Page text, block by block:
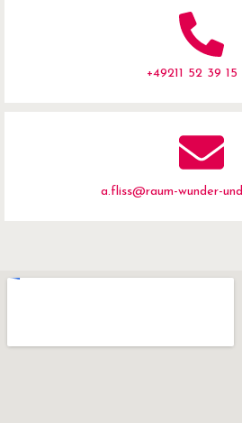
+49211 52 39 15
a.fliss@raum-wunder-